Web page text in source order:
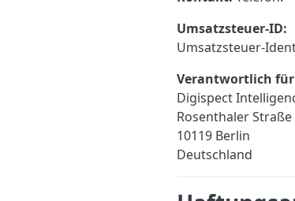
Umsatzsteuer-ID:
Umsatzsteuer-
Verantwortlich für
Digispect
Rosenthaler Straße
10119 Berlin
Deutschland